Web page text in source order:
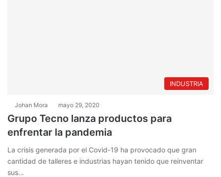
INDUSTRIA
Johan Mora mayo 29, 2020
Grupo Tecno lanza productos para
enfrentar la pandemia
La crisis generada por el Covid-19 ha provocado que gran
cantidad de talleres e industrias hayan tenido que reinventar
sus…